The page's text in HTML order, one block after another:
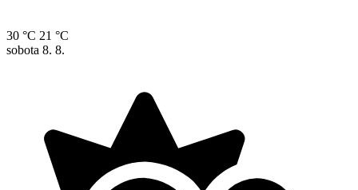
30 °C 21 °C
sobota 8. 8.